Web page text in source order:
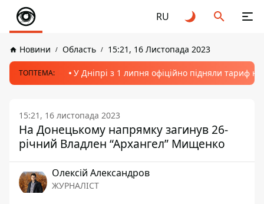
RU
Новини Область 15:21, 16 Листопада 2023
ТОПТЕМА: У Дніпрі з 1 липня офіційно підняли тариф
15:21, 16 листопада 2023
На Донецькому напрямку загинув 26-
річний Владлен “Архангел” Мищенко
Олексій Александров
ЖУРНАЛІСТ